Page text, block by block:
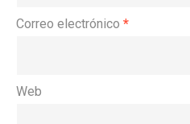
Correo electrónico *
Web